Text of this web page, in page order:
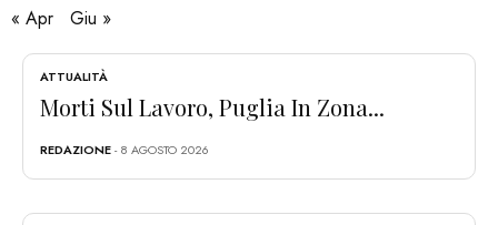
« Apr Giu »
ATTUALITÀ
Morti Sul Lavoro, Puglia In Zona...
REDAZIONE- 8 AGOSTO 2026